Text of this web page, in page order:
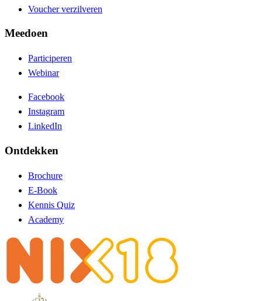
Voucher verzilveren
Meedoen
Participeren
Webinar
Facebook
Instagram
LinkedIn
Ontdekken
Brochure
E-Book
Kennis Quiz
Academy